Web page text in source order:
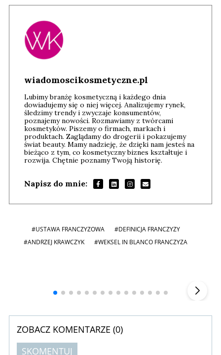
wiadomoscikosmetyczne.pl
Lubimy branżę kosmetyczną i każdego dnia
dowiadujemy się o niej więcej. Analizujemy rynek,
śledzimy trendy i zwyczaje konsumentów,
poznajemy nowości. Rozmawiamy z twórcami
kosmetyków. Piszemy o firmach, markach i
produktach. Zaglądamy do drogerii i pokazujemy
świat beauty. Mamy nadzieję, że dzięki nam jesteś na
bieżąco z tym, co kosmetyczny biznes kształtuje i
rozwija. Chętnie poznamy Twoją historię.
Napisz do mnie:
#USTAWA FRANCZYZOWA
#DEFINICJA FRANCZYZY
#ANDRZEJ KRAWCZYK
#WEKSEL IN BLANCO FRANCZYZA
ZOBACZ KOMENTARZE (0)
SKOMENTUJ